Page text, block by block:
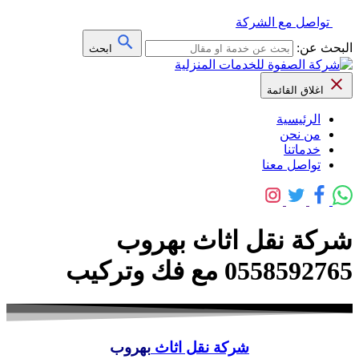
تواصل مع الشركة
البحث عن:
ابحث
اغلاق القائمة
الرئيسية
من نحن
خدماتنا
تواصل معنا
شركة نقل اثاث بهروب
0558592765 مع فك وتركيب
شركة نقل اثاث بهروب